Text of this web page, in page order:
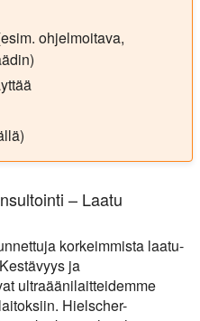
ohjelmoitava,
– Laatu
korkeimmista laatu-
ja
ultraäänilaitteidemme
Hielscher-